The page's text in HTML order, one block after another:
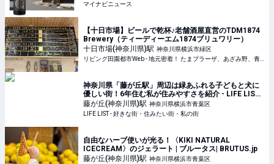
マイナビニュース
【十日市場】ビールで乾杯♪老舗酒屋直営のTDM1874
Brewery（ティーディーエム1874ブリュワリー）
十日市場(神奈川県)駅 神奈川県横浜市緑区
神奈川県「藤が丘駅」周辺は緑あふれる子どもと犬に
優しい街！6年住む私が住みやすさを紹介 - LIFE LIST
- 好きな街・住みたい街・私の街
藤が丘(神奈川県)駅 神奈川県横浜市青葉区
LIFE LIST - 好きな街・住みたい街・私の街
自由なハーブ使いが光る！〈KIKI NATURAL
ICECREAM〉のジェラート | ブルータス| BRUTUS.jp
藤が丘(神奈川県)駅 神奈川県横浜市青葉区